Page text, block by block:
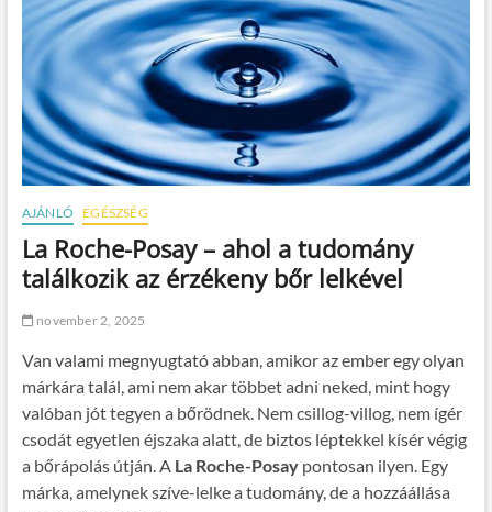
AJÁNLÓ EGÉSZSÉG
La Roche-Posay – ahol a tudomány
találkozik az érzékeny bőr lelkével
november 2, 2025
Van valami megnyugtató abban, amikor az ember egy olyan
márkára talál, ami nem akar többet adni neked, mint hogy
valóban jót tegyen a bőrödnek. Nem csillog-villog, nem ígér
csodát egyetlen éjszaka alatt, de biztos léptekkel kísér végig
a bőrápolás útján. A La Roche-Posaypontosan ilyen. Egy
márka, amelynek szíve-lelke a tudomány, de a hozzáállása